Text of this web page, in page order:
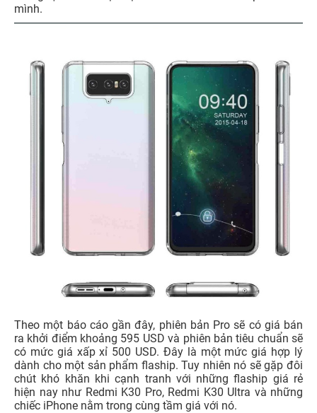
mình.
Theo một báo cáo gần đây, phiên bản Pro sẽ có giá bán
ra khởi điểm khoảng 595 USD và phiên bản tiêu chuẩn sẽ
có mức giá xấp xỉ 500 USD. Đây là một mức giá hợp lý
dành cho một sản phẩm flaship. Tuy nhiên nó sẽ gặp đôi
chút khó khăn khi cạnh tranh với những flaship giá rẻ
hiện nay như Redmi K30 Pro, Redmi K30 Ultra và những
chiếc iPhone nằm trong cùng tầm giá với nó.